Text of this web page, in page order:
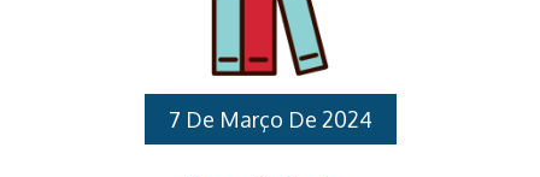
de uma educação pautada pela equidade. III.
OBJETIVO: Buscar […]
7 De Março De 2024